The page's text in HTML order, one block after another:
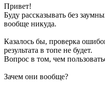
Привет!
Буду рассказывать без
вообще никуда.
Казалось бы, проверка
результата в топе не будет.
Вопрос в том, чем
Зачем они вообще?